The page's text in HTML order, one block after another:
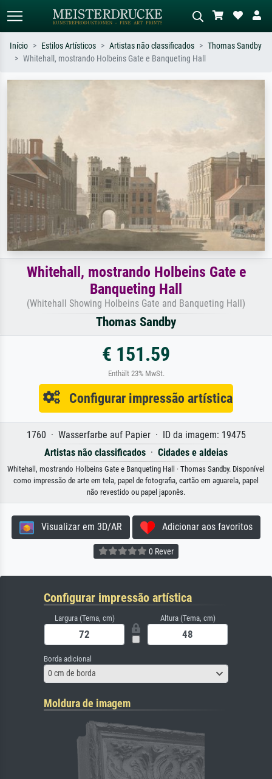
Pesquise por artista, título ou estilo –
Descreva a cena – ex: prado verde,
Início Estilos Artísticos Artistas não classificados
Thomas Sandby
Whitehall, mostrando Holbeins Gate e Banqueting Hall
Whitehall, mostrando Holbeins Gate e
Banqueting Hall
(Whitehall Showing Holbeins Gate and Banqueting Hall)
Thomas Sandby
€ 151.59
Enthält 23% MwSt.
Configurar impressão artística
1760 · Wasserfarbe auf Papier · ID da imagem: 19475
Artistas não classificados · Cidades e aldeias
Whitehall, mostrando Holbeins Gate e Banqueting Hall · Thomas Sandby. Disponível
como impressão de arte em tela, papel de fotografia, cartão em aguarela, papel
não revestido ou papel japonês.
Visualizar em 3D/AR Adicionar aos favoritos
0 Rever
Configurar impressão artística
Largura (Tema, cm) Altura (Tema, cm)
Borda adicional
0 cm de borda
Moldura de imagem